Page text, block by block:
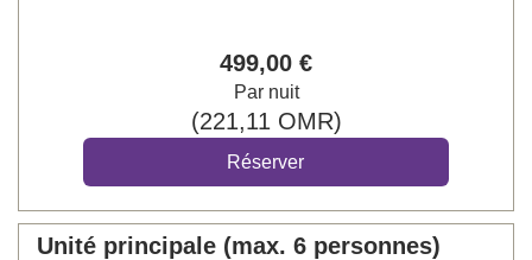
499,00 €
Par nuit
(221,11 OMR)
Unité principale (max. 6 personnes)